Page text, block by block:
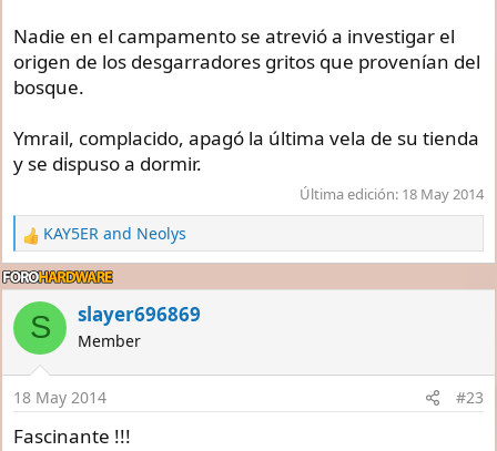
Nadie en el campamento se atrevió a investigar el
origen de los desgarradores gritos que provenían del
bosque.
Ymrail, complacido, apagó la última vela de su tienda
y se dispuso a dormir.
Última edición: 18 May 2014
R
e
a
c
i
n
s
:
KAY5ER and Neolys
S slayer696869
Member
18 May 2014 #23
Fascinante !!!